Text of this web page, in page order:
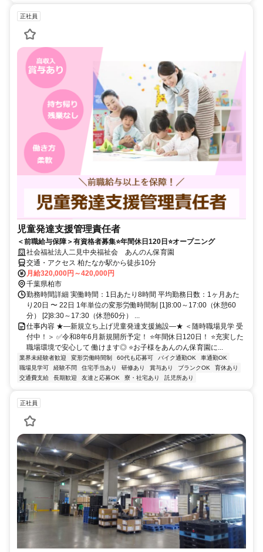
正社員
児童発達支援管理責任者
＜前職給与保障＞有資格者募集⭐年間休日120日⭐オープニング
社会福祉法人二見中央福祉会 あんのん保育園
交通・アクセス 柏たなか駅から徒歩10分
月給320,000円～420,000円
千葉県柏市
勤務時間詳細 実働時間：1日あたり8時間 平均勤務日数：1ヶ月あた
り20日 〜 22日 1年単位の変形労働時間制 [1]8:00～17:00（休憩60
分） [2]8:30～17:30（休憩60分） ...
仕事内容 ★―新規立ち上げ児童発達支援施設―★ ＜随時職場見学 受
付中！＞ ✅令和8年6月新規開所予定！ ⭐年間休日120日！ ⭐充実した
職場環境で安心して 働けます◎ ⭐お子様をあんのん保育園に...
業界未経験者歓迎 変形労働時間制 60代も応募可 バイク通勤OK
車通勤OK
職場見学可
経験不問 住宅手当あり 研修あり 賞与あり ブランクOK
育休あり
交通費支給
長期歓迎 友達と応募OK 寮・社宅あり 託児所あり
正社員